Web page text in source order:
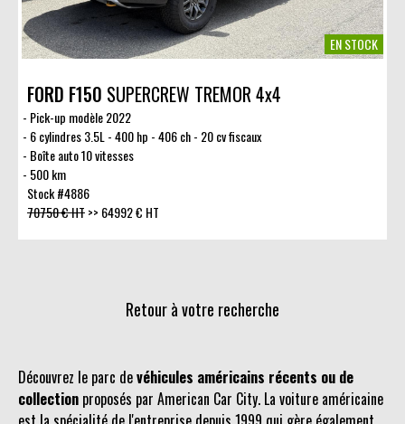
Découvrez le parc devéhicules américains récents ou de
collection proposés par American Car City. La voiture américaine
EN STOCK
FORD F150 SUPERCREW TREMOR 4x4
Pick-up modèle 2022
6 cylindres 3.5L - 400 hp - 406 ch - 20 cv fiscaux
Boîte auto 10 vitesses
500 km
Stock #4886
70750 € HT>> 64992 € HT
Retour à votre recherche